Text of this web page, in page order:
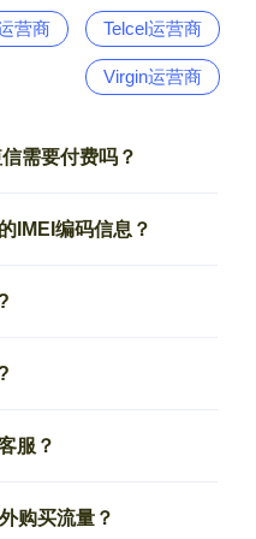
营商 Telcel运营商
Virgin运营商
需要付费吗？
IMEI编码信息？
服？
购买流量？